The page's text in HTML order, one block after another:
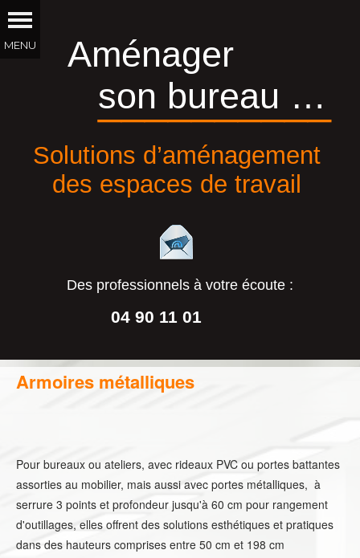
Aménager
son bureau …
Solutions d’aménagement
des espaces de travail
Des professionnels à votre écoute :
04 90 11 01
__________
Armoires métalliques
Pour bureaux ou ateliers, avec rideaux PVC ou portes battantes
assorties au mobilier, mais aussi avec portes métalliques, à
serrure 3 points et profondeur jusqu'à 60 cm pour rangement
d'outillages, elles offrent des solutions esthétiques et pratiques
dans des hauteurs comprises entre 50 cm et 198 cm